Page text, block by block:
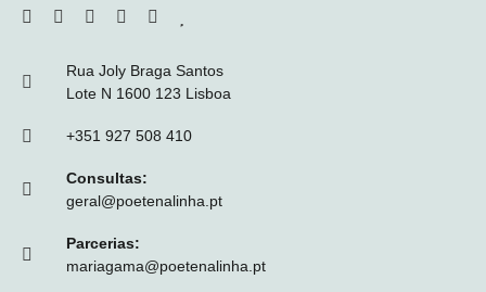
Rua Joly Braga Santos
Lote N 1600 123 Lisboa
+351 927 508 410
Consultas:
geral@poetenalinha.pt
Parcerias:
mariagama@poetenalinha.pt